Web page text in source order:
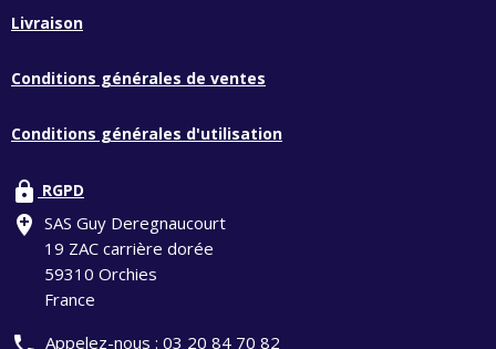
Livraison
Conditions générales de ventes
Conditions générales d'utilisation
lock RGPD
add_location SAS Guy Deregnaucourt
19 ZAC carrière dorée
59310 Orchies
France
Appelez-nous : 03 20 84 70 82